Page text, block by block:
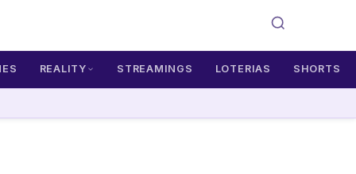
REALITY STREAMINGS LOTERIAS SHORTS